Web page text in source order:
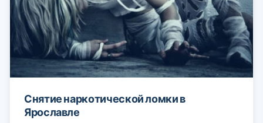
Снятие наркотической ломки в
Ярославле